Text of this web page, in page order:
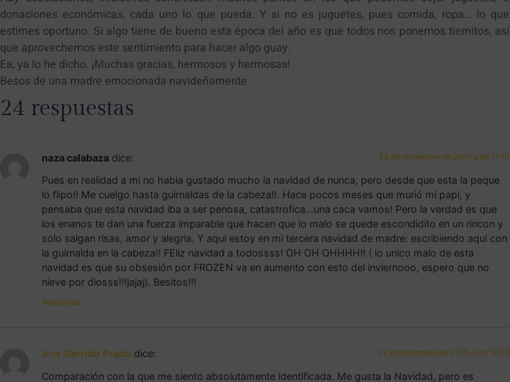
donaciones económicas, cada uno lo que pueda. Y si no es juguetes, pues comida, ropa… lo que
estimes oportuno. Si algo tiene de bueno esta época del año es que todos nos ponemos tiernitos, así
que aprovechemos este sentimiento para hacer algo guay.
Ea, ya lo he dicho. ¡Muchas gracias, hermosos y hermosas!
Besos de una madre emocionada navideñamente
24 respuestas
naza calabaza dice: 22 de noviembre de 2017 a las 11:10
Pues en realidad a mi no habia gustado mucho la navidad de nunca, pero desde que esta la peque
lo flipo!! Me cuelgo hasta guirnaldas de la cabeza!!. Hace pocos meses que murió mi papi, y
pensaba que esta navidad iba a ser penosa, catastrofica…una caca vamos! Pero la verdad es que
los enanos te dan una fuerza imparable que hacen que lo malo se quede escondidito en un rincon y
solo salgan risas, amor y alegria. Y aqui estoy en mi tercera navidad de madre: escribiendo aqui con
la guirnalda en la cabeza!! FEliz navidad a todossss! OH OH OHHHH!! ( lo unico malo de esta
navidad es que su obsesión por FROZEN va en aumento con esto del inviernooo, espero que no
nieve por diosss!!!jajaj). Besitos!!!
Responder
Ana Garrido Prado dice: 22 de diciembre de 2015 a las 19:20
Comparación con la que me siento absolutamente identificada. Me gusta la Navidad, pero es